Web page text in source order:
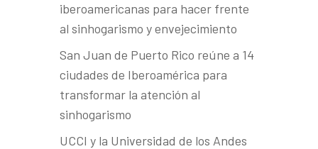
iberoamericanas para hacer frente
al sinhogarismo y envejecimiento
San Juan de Puerto Rico reúne a 14
ciudades de Iberoamérica para
transformar la atención al
sinhogarismo
UCCI y la Universidad de los Andes